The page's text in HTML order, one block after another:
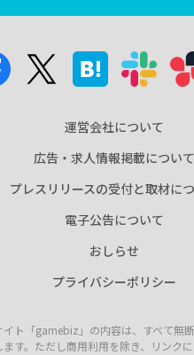
運営会社について
広告・求人情報掲載について
プレスリリースの受付と取材に
電子公告について
おしらせ
プライバシーポリシー
イト「gamebiz」の内容は、すべて無
ます。ただし商用利用を除き、リンク